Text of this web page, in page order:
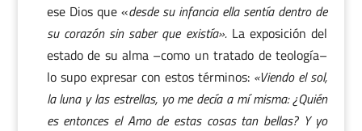
ese Dios que «desde su infancia ella sentía dentro de
su corazón sin saber que existía». La exposición del
estado de su alma –como un tratado de teología–
lo supo expresar con estos términos: «Viendo el sol,
la luna y las estrellas, yo me decía a mí misma: ¿Quién
es entonces el Amo de estas cosas tan bellas? Y yo